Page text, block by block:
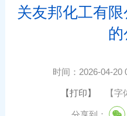
关友邦化工有
的
时间： 2026-04-20
【打印】 【字